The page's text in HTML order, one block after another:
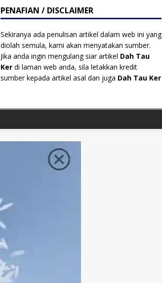
PENAFIAN / DISCLAIMER
Sekiranya ada penulisan artikel dalam web ini yang
diolah semula, kami akan menyatakan sumber.
Jika anda ingin mengulang siar artikel Dah Tau
Kerdi laman web anda, sila letakkan kredit
sumber kepada artikel asal dan juga Dah Tau Ker